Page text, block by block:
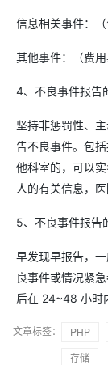
信息相关事件：（
其他事件：（费用
4、不良事件报告
坚持非惩罚性、
告不良事件。包
他科室的，可以
人的有关信息，医
5、不良事件报告
早发现早报告，
良事件或情况紧
后在 24~48 小时
文章标签： PHP
存储